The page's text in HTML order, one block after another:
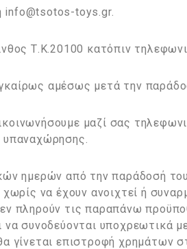
info@tsotos-toys.gr.
Τ.Κ.20100 κατόπιν
αμέσως μετά την
μαζί σας
υπαναχώρησης.
ημερών από την παράδοσή
να έχουν ανοιχτεί ή
πληρούν τις παραπάνω
συνοδεύονται υποχρεωτικά
γίνεται επιστροφή